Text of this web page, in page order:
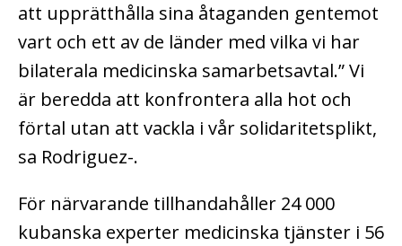
att upprätthålla sina åtaganden gentemot
vart och ett av de länder med vilka vi har
bilaterala medicinska samarbetsavtal.” Vi
är beredda att konfrontera alla hot och
förtal utan att vackla i vår solidaritetsplikt,
sa Rodriguez-.
För närvarande tillhandahåller 24 000
kubanska experter medicinska tjänster i 56